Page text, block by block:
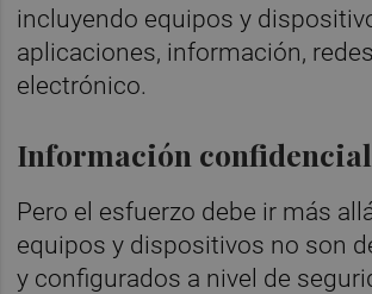
incluyendo equipos y
aplicaciones, información,
electrónico.
Información confidencial
Pero el esfuerzo debe ir más
equipos y dispositivos no son
y configurados a nivel de